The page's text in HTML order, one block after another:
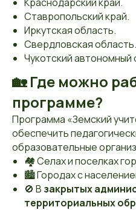
Ставропольский край.
Иркутская область.
Свердловская область.
Чукотский автономный
🏡 Где можно
программе?
Программа «Земский
обеспечить
образовательные
🏘 Селах и поселках
🏙 Городах с
🚫 В закрытых
территориальных